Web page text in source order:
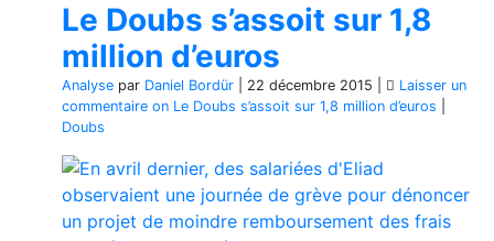
Le Doubs s’assoit sur 1,8
million d’euros
Analyse par Daniel Bordür 22 décembre 2015
Laisser un
commentaire on Le Doubs s’assoit sur 1,8 million d’euros
Doubs